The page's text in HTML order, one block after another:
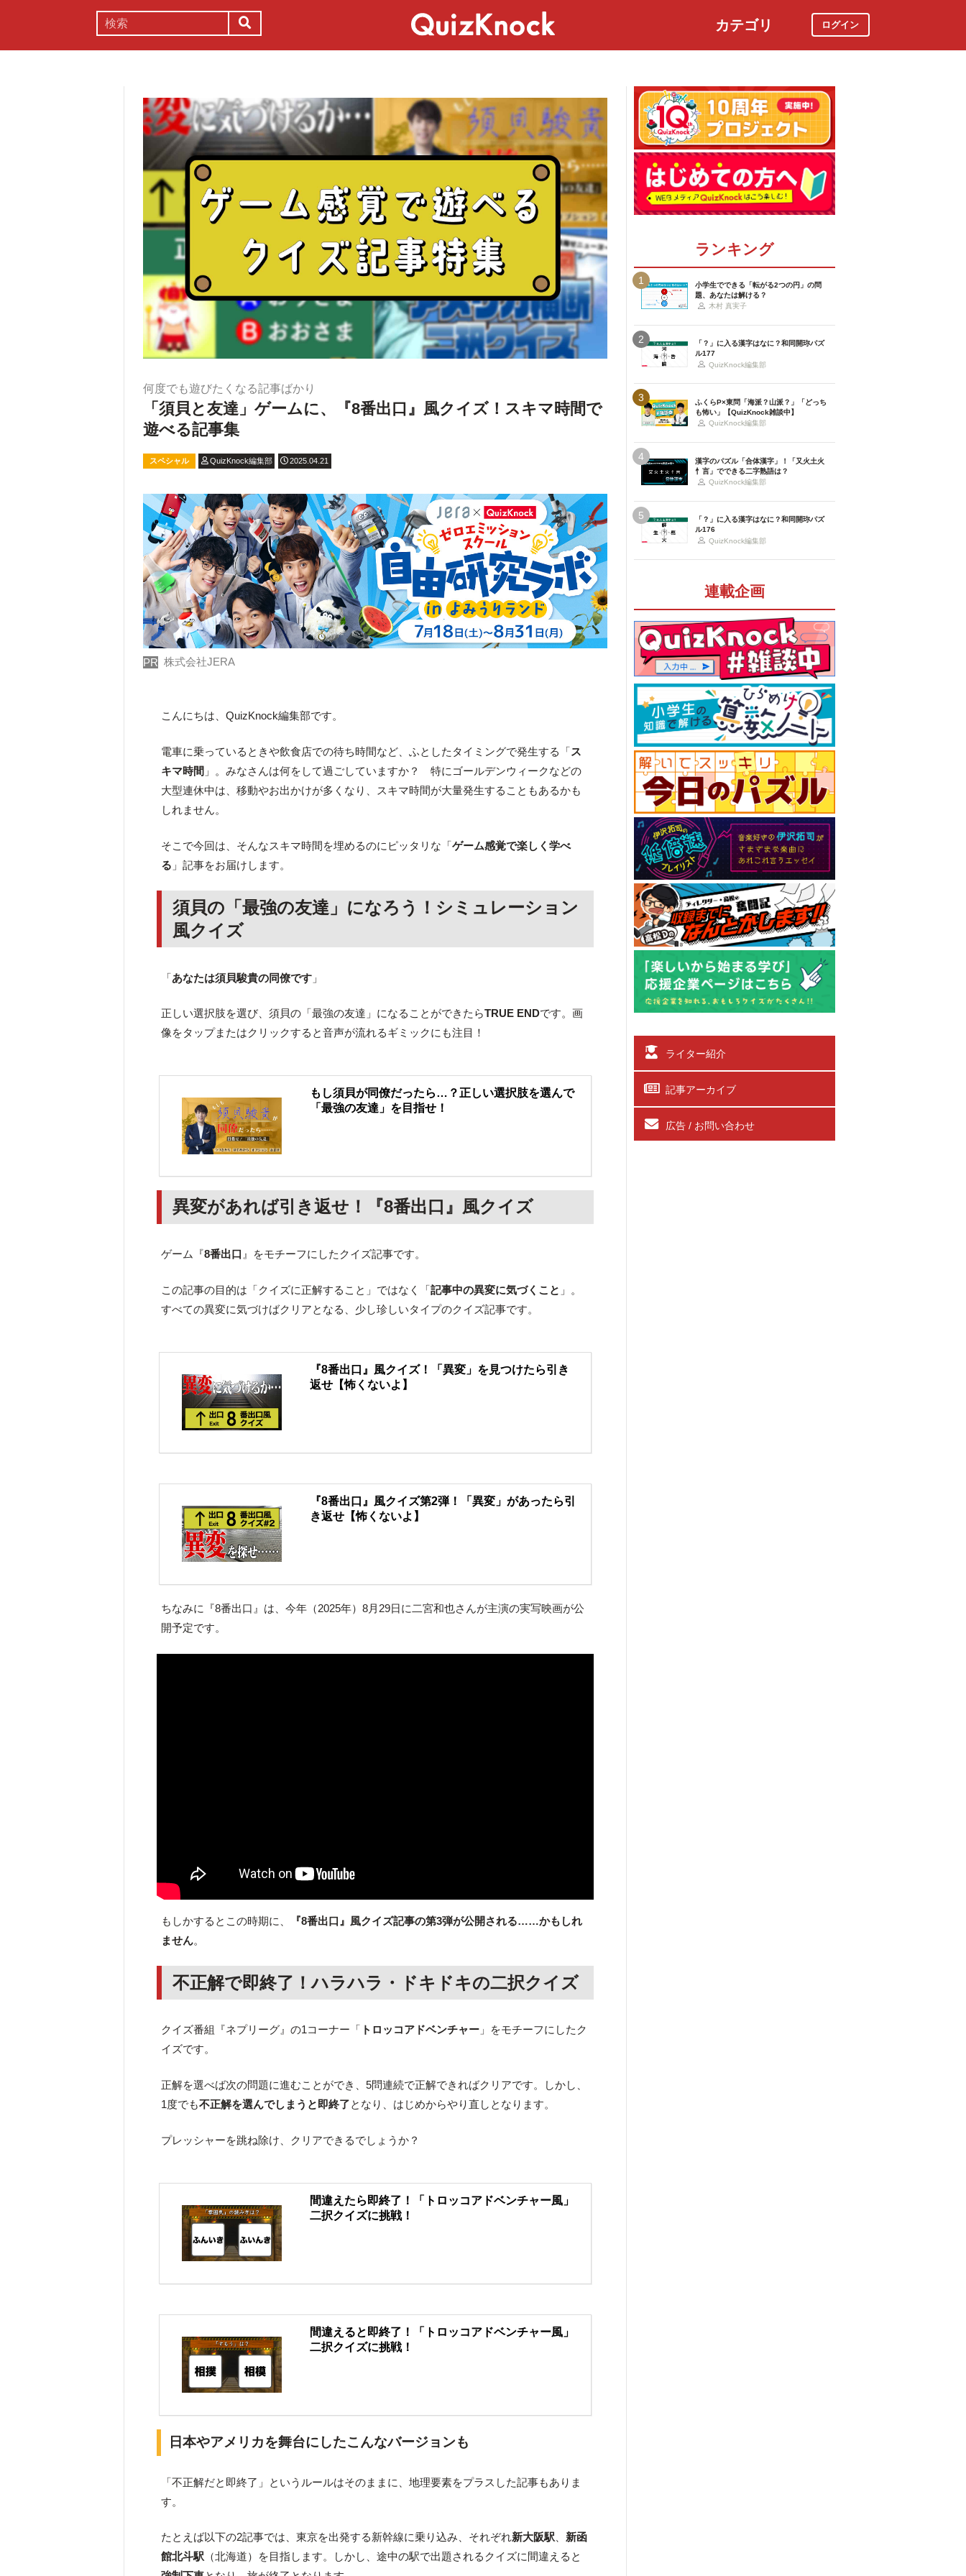
カテゴリ ログイン
何度でも遊びたくなる記事ばかり
「須貝と友達」ゲームに、『8番出口』風クイズ！スキマ時間で
遊べる記事集
スペシャル QuizKnock編集部 2025.04.21
PR 株式会社JERA
こんにちは、QuizKnock編集部です。
電車に乗っているときや飲食店での待ち時間など、ふとしたタイミングで発生する「ス
キマ時間 」。みなさんは何をして過ごしていますか？ 特にゴールデンウィークなどの
大型連休中は、移動やお出かけが多くなり、スキマ時間が大量発生することもあるかも
しれません。
そこで今回は、そんなスキマ時間を埋めるのにピッタリな「ゲーム感覚で楽しく学べ
る 」記事をお届けします。
須貝の「最強の友達」になろう！シミュレーション
風クイズ
「あなたは須貝駿貴の同僚です 」
正しい選択肢を選び、須貝の「最強の友達」になることができたらTRUE ENDです。画
像をタップまたはクリックすると音声が流れるギミックにも注目！
もし須貝が同僚だったら…？正しい選択肢を選んで
「最強の友達」を目指せ！
異変があれば引き返せ！『8番出口』風クイズ
ゲーム『8番出口 』をモチーフにしたクイズ記事です。
この記事の目的は「クイズに正解すること」ではなく「記事中の異変に気づくこと 」。
すべての異変に気づけばクリアとなる、少し珍しいタイプのクイズ記事です。
『8番出口』風クイズ！「異変」を見つけたら引き
返せ【怖くないよ】
『8番出口』風クイズ第2弾！「異変」があったら引
き返せ【怖くないよ】
ちなみに『8番出口』は、今年（2025年）8月29日に二宮和也さんが主演の実写映画が公
開予定です。
もしかするとこの時期に、
『8番出口』風クイズ記事の第3弾が公開される……かもしれ
ません。
不正解で即終了！ハラハラ・ドキドキの二択クイズ
クイズ番組『ネプリーグ』の1コーナー「 トロッコアドベンチャー 」をモチーフにしたク
イズです。
正解を選べば次の問題に進むことができ、5問連続で正解できればクリアです。しかし、
1度でも不正解を選んでしまうと即終了となり、はじめからやり直しとなります。
プレッシャーを跳ね除け、クリアできるでしょうか？
間違えたら即終了！「トロッコアドベンチャー風」
二択クイズに挑戦！
間違えると即終了！「トロッコアドベンチャー風」
二択クイズに挑戦！
日本やアメリカを舞台にしたこんなバージョンも
「不正解だと即終了」というルールはそのままに、地理要素をプラスした記事もありま
す。
たとえば以下の2記事では、東京を出発する新幹線に乗り込み、それぞれ新大阪駅
新函
館北斗駅 （北海道）を目指します。しかし、途中の駅で出題されるクイズに間違えると
ランキング
1
小学生でできる「転がる2つの円」の問
題、あなたは解ける？
木村 真実子
2
「？」に入る漢字はなに？和同開珎パズ
ル177
QuizKnock編集部
3
ふくらP×東問「海派？山派？」「どっち
も怖い」【QuizKnock雑談中】
QuizKnock編集部
4
漢字のパズル「合体漢字」！「又火土火
忄言」でできる二字熟語は？
QuizKnock編集部
5
「？」に入る漢字はなに？和同開珎パズ
ル176
QuizKnock編集部
連載企画
ライター紹介
記事アーカイブ
広告 / お問い合わせ